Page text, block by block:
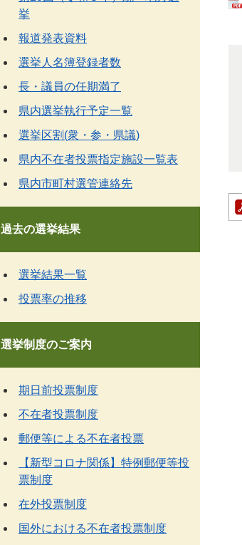
挙
報道発表資料
選挙人名簿登録者数
長・議員の任期満了
県内選挙執行予定一覧
選挙区割(衆・参・県議)
県内不在者投票指定施設一覧表
県内市町村選管連絡先
過去の選挙結果
選挙結果一覧
投票率の推移
選挙制度のご案内
期日前投票制度
不在者投票制度
郵便等による不在者投票
【新型コロナ関係】特例郵便等投
票制度
在外投票制度
国外における不在者投票制度